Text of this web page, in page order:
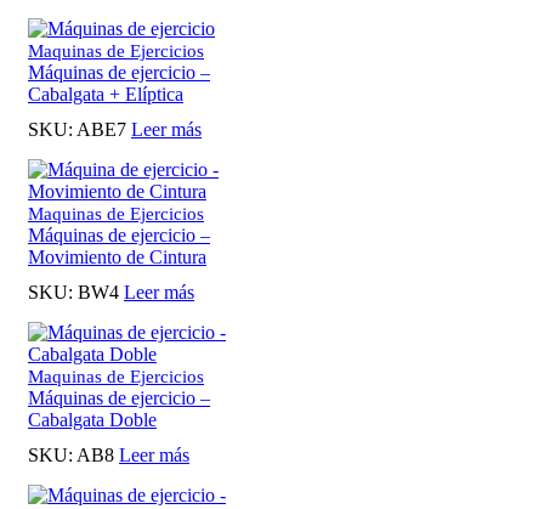
Maquinas de Ejercicios
Máquinas de ejercicio –
Cabalgata + Elíptica
SKU: ABE7 Leer más
Maquinas de Ejercicios
Máquinas de ejercicio –
Movimiento de Cintura
SKU: BW4 Leer más
Maquinas de Ejercicios
Máquinas de ejercicio –
Cabalgata Doble
SKU: AB8 Leer más